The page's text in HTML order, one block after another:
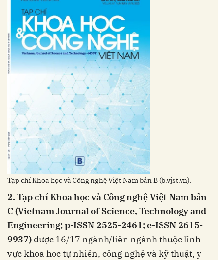
Tạp chí Khoa học và Công nghệ Việt Nam bản B (b.vjst.vn).
2. Tạp chí Khoa học và Công nghệ Việt Nam bản
C (Vietnam Journal of Science, Technology and
Engineering; p-ISSN 2525-2461; e-ISSN 2615-
9937) được 16/17 ngành/liên ngành thuộc lĩnh
vực khoa học tự nhiên, công nghệ và kỹ thuật, y -